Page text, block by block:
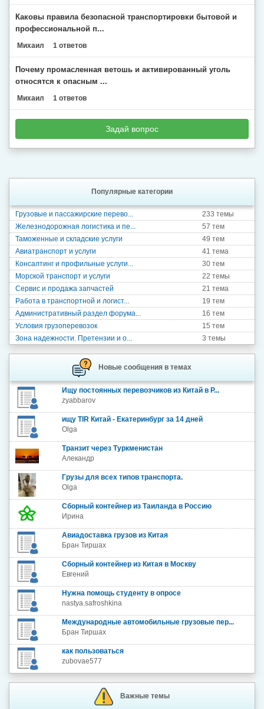
Каковы правила безопасной транспортировки бытовой и
профессиональной п...
Михаил 1 ответов
Почему промасленная ветошь и активированный уголь
относятся к опасным ...
Михаил 1 ответов
Задай вопрос
Популярные категории
Грузовые и пассажирские перево...
233 темы
Железнодорожная логистика и пе...
57 тем
Таможенные и складские услуги
49 тем
Авиатранспорт и услуги
41 тема
Консалтинг и профильные услуги...
30 тем
Морской транспорт и услуги
22 темы
Сервис и продажа запчастей
21 тема
Работа в транспортной и логист...
19 тем
Административный раздел форума...
16 тем
Условия грузоперевозок
15 тем
Зона надежности. Претензии и о...
3 темы
Новые сообщения в темах
Ищу постоянных перевозчиков из Китай в Р...
zyabbarov
ищу TIR Китай - Екатеринбург за 14 дней
Olga
Транзит через Туркменистан
Алекандр
Грузы для всех типов транспорта.
Olga
Сборный контейнер из Таиланда в Россию
Ирина
Авиадоставка грузов из Китая
Бран Тиршах
Сборный контейнер из Китая в Москву
Евгений
Нужна помощь студенту в опросе
nastya.safroshkina
Международные автомобильные грузовые пер...
Бран Тиршах
как пользоваться
zubovae577
Важные темы